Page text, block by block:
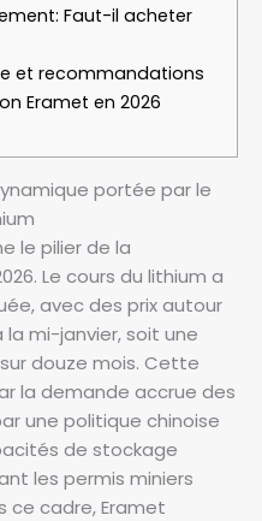
Faut-il acheter
et recommandations
Eramet en 2026
portée par le
le pilier de la
Le cours du lithium a
avec des prix autour
la mi-janvier, soit une
sur douze mois. Cette
la demande accrue des
une politique chinoise
de stockage
les permis miniers
ce cadre, Eramet